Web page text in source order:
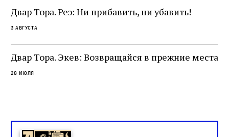
Двар Тора. Реэ: Ни прибавить, ни убавить!
3 августа
Двар Тора. Экев: Возвращайся в прежние места
28 июля